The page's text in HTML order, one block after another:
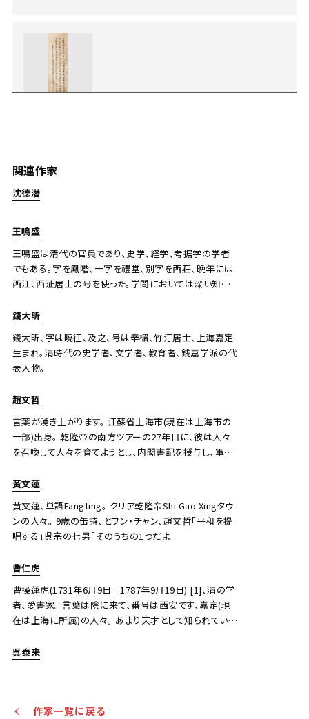
関連作家
沈德潛
王鳴盛
王鳴盛は清代の官員であり、史学、経学、考据学の学者
でもある。字を鳳喈、一字を禮堂、別字を西莊、晩年には
西江、西沚居士の号を使った。学問においては深い知識
錢大昕
錢大昕、字は曉征、及之、号は辛楣、竹汀居士、上海嘉定
生まれ。清時代の史学者、文学者、教育者、銭嘉学派の代
表人物。
趙文哲
言葉が湧き上がります。 江蘇省上海市(現在は上海市の
一部)出身。 乾隆帝の南方ツアーの27年目に、彼は人々
を召喚して人々を育てようとし、内閣書記を授与し、軍事
の幕府に入り、金川土子から反乱を起こし、乾隆帝の37
の6月、シャオジンチュアン・トゥシは反乱を起こし、ムグ
オムでウェン・フーとともに亡くなりました。
黃文蓮
黄文蓮、単語Fangting。 クリア乾隆帝Shi Gao Xingタウ
ンの人々。 9歳の缶詩、とワン・チャン、趙文哲「平和を提
唱する」呉宗の七男「そのうちの1つだよ。
曹仁虎
曹操蓮虎(1731年6月9日 - 1787年9月19日) [1]、清の学
者、愛書家。 言葉は陰に来て、番号は西安です、嘉定(現
在は上海に所属)の人々。 あまり天才として知られていな
トの呼び出し最初にリストし、人々に与え、賞を内閣官房
式の生きたメモについて話します退行ウェイティングの学
呉泰来
王昶 行書
予想価格
JPY 10,000 - 30,000
公開終了
作家一覧に戻る